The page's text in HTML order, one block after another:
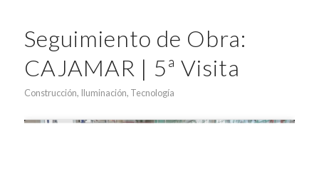
Seguimiento de Obra:
CAJAMAR | 5ª Visita
Construcción, Iluminación, Tecnología